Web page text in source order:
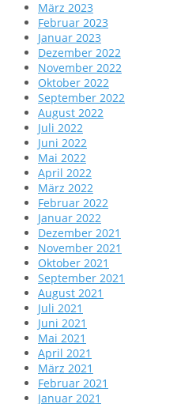
März 2023
Februar 2023
Januar 2023
Dezember 2022
November 2022
Oktober 2022
September 2022
August 2022
Juli 2022
Juni 2022
Mai 2022
April 2022
März 2022
Februar 2022
Januar 2022
Dezember 2021
November 2021
Oktober 2021
September 2021
August 2021
Juli 2021
Juni 2021
Mai 2021
April 2021
März 2021
Februar 2021
Januar 2021